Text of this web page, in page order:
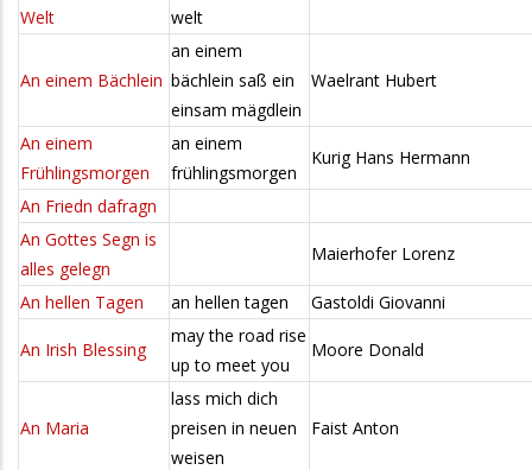
Welt
welt
An einem Bächlein
an einem
bächlein saß ein
einsam mägdlein
Waelrant Hubert
An einem
Frühlingsmorgen
an einem
frühlingsmorgen
Kurig Hans Hermann
An Friedn dafragn
An Gottes Segn is
alles gelegn
Maierhofer Lorenz
An hellen Tagen an hellen tagen Gastoldi Giovanni
An Irish Blessing
may the road rise
up to meet you
Moore Donald
An Maria
lass mich dich
preisen in neuen
weisen
Faist Anton